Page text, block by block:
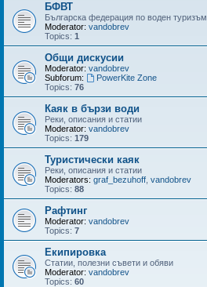
БФВТ
Българска федерация по воден туризъм
Moderator: vandobrev
Topics: 1
Общи дискусии
Moderator: vandobrev
Subforum:
PowerKite Zone
Topics: 76
Каяк в бързи води
Реки, описания и статии
Moderator: vandobrev
Topics: 179
Туристически каяк
Реки, описания и статии
Moderators: graf_bezuhoff vandobrev
Topics: 88
Рафтинг
Moderator: vandobrev
Topics: 7
Екипировка
Статии, полезни съвети и обяви
Moderator: vandobrev
Topics: 60